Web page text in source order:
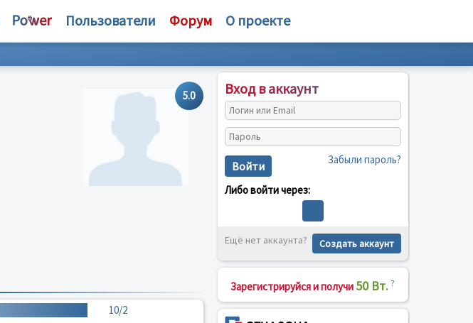
Пользователи Форум О проекте
5.0
10/2
Вход в аккаунт
Войти Забыли пароль?
Либо войти через:
Ещё нет аккаунта? Создать аккаунт
Зарегистрируйся и получи 50 Вт. ?